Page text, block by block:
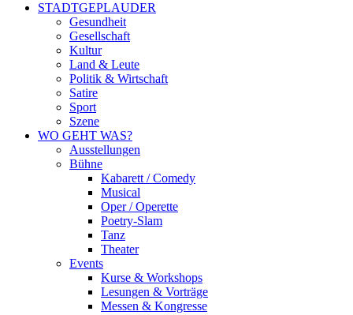
STADTGEPLAUDER
Gesundheit
Gesellschaft
Kultur
Land & Leute
Politik & Wirtschaft
Satire
Sport
Szene
WO GEHT WAS?
Ausstellungen
Bühne
Kabarett / Comedy
Musical
Oper / Operette
Poetry-Slam
Tanz
Theater
Events
Kurse & Workshops
Lesungen & Vorträge
Messen & Kongresse